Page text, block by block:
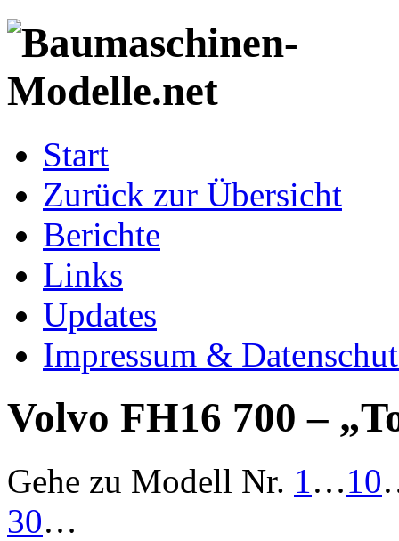
Start
Zurück zur Übersicht
Berichte
Links
Updates
Impressum &
Volvo FH16 700 –
Gehe zu Modell Nr. 1…10
30…